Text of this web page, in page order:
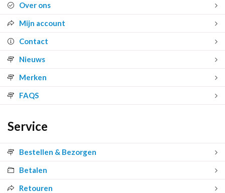
Over ons
Mijn account
Contact
Nieuws
Merken
FAQS
Service
Bestellen & Bezorgen
Betalen
Retouren